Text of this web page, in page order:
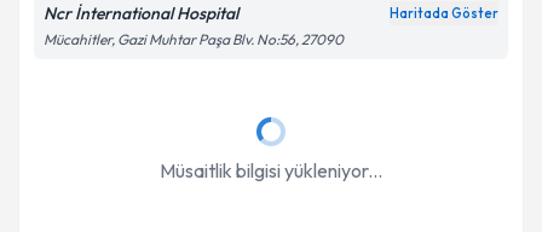
Takvim Talebini Gönder
Ncr İnternational Hospital Haritada Göster
Mücahitler, Gazi Muhtar Paşa Blv. No:56, 27090
Müsaitlik bilgisi yükleniyor...